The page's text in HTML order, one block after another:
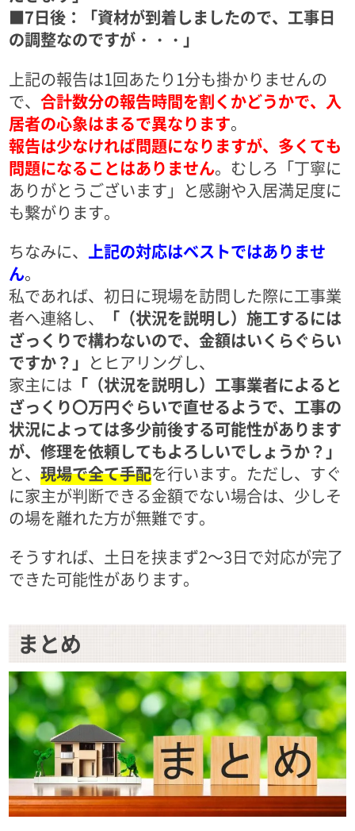
■7日後：「資材が到着しましたので、工事日
の調整なのですが・・・」
上記の報告は1回あたり1分も掛かりませんの
で、合計数分の報告時間を割くかどうかで、入
居者の心象はまるで異なります。
報告は少なければ問題になりますが、多くても
問題になることはありません。むしろ「丁寧に
ありがとうございます」と感謝や入居満足度に
も繋がります。
ちなみに、 上記の対応はベストではありませ
ん。
私であれば、初日に現場を訪問した際に工事業
者へ連絡し、
「（状況を説明し）施工するには
ざっくりで構わないので、金額はいくらぐらい
ですか？」 とヒアリングし、
家主には 「（状況を説明し）工事業者によると
ざっくり〇万円ぐらいで直せるようで、工事の
状況によっては多少前後する可能性があります
が、修理を依頼してもよろしいでしょうか？」
と、現場で全て手配を行います。ただし、すぐ
に家主が判断できる金額でない場合は、少しそ
の場を離れた方が無難です。
そうすれば、土日を挟まず2～3日で対応が完了
できた可能性があります。
まとめ